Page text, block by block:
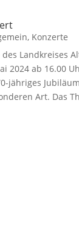
, Konzerte
Landkreises
2024 ab 16.00
jähriges
Art. Das